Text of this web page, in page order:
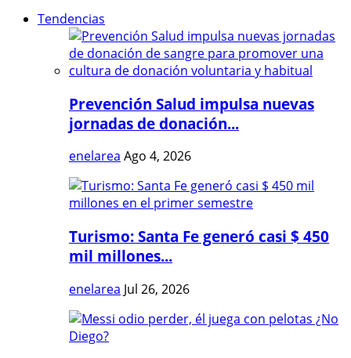
Tendencias
Prevención Salud impulsa nuevas
jornadas de donación...
enelarea Ago 4, 2026
Turismo: Santa Fe generó casi $ 450
mil millones...
enelarea Jul 26, 2026